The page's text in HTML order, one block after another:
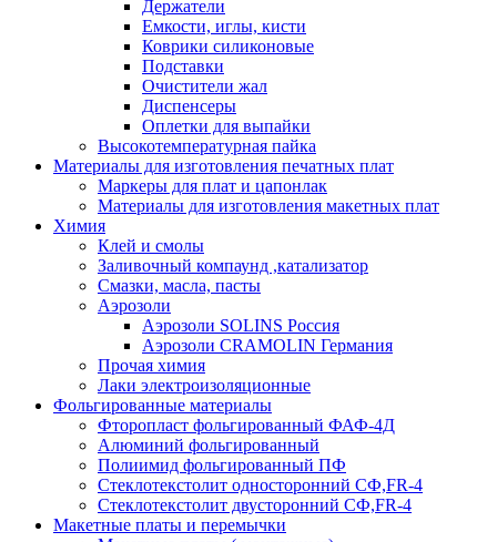
Держатели
Емкости, иглы, кисти
Коврики силиконовые
Подставки
Очистители жал
Диспенсеры
Оплетки для выпайки
Высокотемпературная пайка
Материалы для изготовления печатных плат
Маркеры для плат и цапонлак
Материалы для изготовления макетных плат
Химия
Клей и смолы
Заливочный компаунд ,катализатор
Смазки, масла, пасты
Аэрозоли
Аэрозоли SOLINS Россия
Аэрозоли CRAMOLIN Германия
Прочая химия
Лаки электроизоляционные
Фольгированные материалы
Фторопласт фольгированный ФАФ-4Д
Алюминий фольгированный
Полиимид фольгированный ПФ
Стеклотекстолит односторонний CФ,FR-4
Стеклотекстолит двусторонний СФ,FR-4
Макетные платы и перемычки